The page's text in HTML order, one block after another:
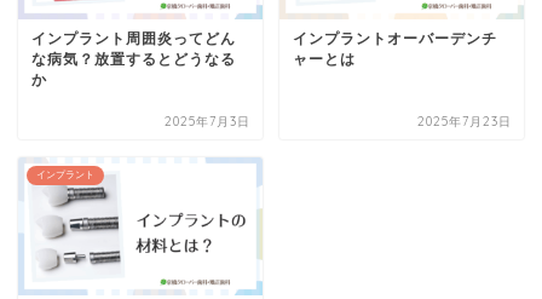
インプラント周囲炎ってどん
な病気？放置するとどうなる
か
2025年7月3日
インプラントオーバーデンチ
ャーとは
2025年7月23日
インプラント